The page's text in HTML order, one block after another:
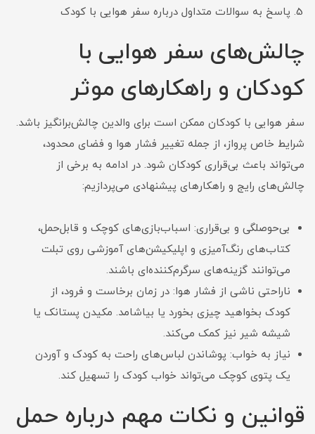
پاسخ به سوالات متداول درباره سفر هوایی با کودک
چالش‌های سفر هوایی با
کودکان و راهکارهای موثر
سفر هوایی با کودکان ممکن است برای والدین چالش‌برانگیز باشد.
شرایط خاص پرواز، از جمله تغییر فشار هوا و فضای محدود،
می‌تواند باعث بی‌قراری کودکان شود. در ادامه به برخی از
چالش‌های رایج و راهکارهای پیشنهادی می‌پردازیم:
بی‌حوصلگی و بی‌قراری: اسباب‌بازی‌های کوچک و قابل‌حمل،
کتاب‌های رنگ‌آمیزی و اپلیکیشن‌های آموزشی روی تبلت
می‌توانند گزینه‌های سرگرم‌کننده‌ای باشند.
ناراحتی ناشی از فشار هوا: در زمان برخاست و فرود، از
کودک بخواهید چیزی بخورد یا بیاشامد. مکیدن پستانک یا
شیشه شیر نیز کمک می‌کند.
نیاز به خواب: پوشاندن لباس‌های راحت به کودک و آوردن
یک پتوی کوچک می‌تواند خواب کودک را تسهیل کند.
قوانین و نکات مهم درباره حمل